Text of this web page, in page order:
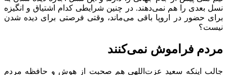
نسل بعدی را هم نمی‌دهند. در چنین شرایطی کدام اشتیاق و انگیزه
برای حضور در اروپا باقی می‌ماند، وقتی فرصتی برای دیده شدن
نیست؟
مردم فراموش نمی‌کنند
جالب اینکه سعید عزت‌اللهی هم صحبت از هوش و حافظه مردم